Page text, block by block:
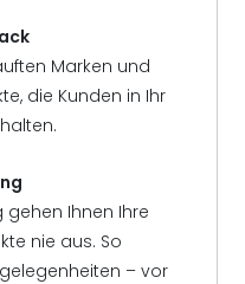
Marken und
die Kunden in Ihr
gehen Ihnen Ihre
nie aus. So
– vor